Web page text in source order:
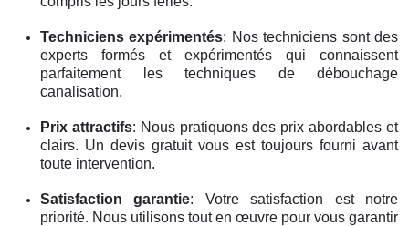
Techniciens expérimentés: Nos techniciens sont des
experts formés et expérimentés qui connaissent
parfaitement les techniques de débouchage
canalisation.
Prix attractifs: Nous pratiquons des prix abordables et
clairs. Un devis gratuit vous est toujours fourni avant
toute intervention.
Satisfaction garantie: Votre satisfaction est notre
priorité. Nous utilisons tout en œuvre pour vous garantir